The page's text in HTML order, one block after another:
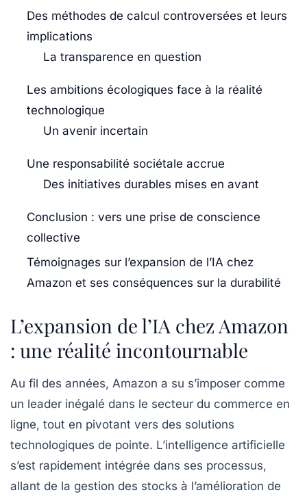
Des méthodes de calcul controversées et leurs
implications
La transparence en question
Les ambitions écologiques face à la réalité
technologique
Un avenir incertain
Une responsabilité sociétale accrue
Des initiatives durables mises en avant
Conclusion : vers une prise de conscience
collective
Témoignages sur l’expansion de l’IA chez
Amazon et ses conséquences sur la durabilité
L’expansion de l’IA chez Amazon
: une réalité incontournable
Au fil des années, Amazon a su s’imposer comme
un leader inégalé dans le secteur du commerce en
ligne, tout en pivotant vers des solutions
technologiques de pointe. L’intelligence artificielle
s’est rapidement intégrée dans ses processus,
allant de la gestion des stocks à l’amélioration de